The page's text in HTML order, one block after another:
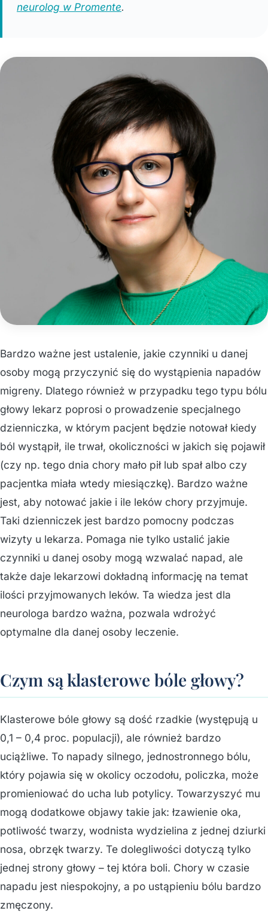
neurolog w Promente.
Bardzo ważne jest ustalenie, jakie czynniki u danej
osoby mogą przyczynić się do wystąpienia napadów
migreny. Dlatego również w przypadku tego typu bólu
głowy lekarz poprosi o prowadzenie specjalnego
dzienniczka, w którym pacjent będzie notował kiedy
ból wystąpił, ile trwał, okoliczności w jakich się pojawił
(czy np. tego dnia chory mało pił lub spał albo czy
pacjentka miała wtedy miesiączkę). Bardzo ważne
jest, aby notować jakie i ile leków chory przyjmuje.
Taki dzienniczek jest bardzo pomocny podczas
wizyty u lekarza. Pomaga nie tylko ustalić jakie
czynniki u danej osoby mogą wzwalać napad, ale
także daje lekarzowi dokładną informację na temat
ilości przyjmowanych leków. Ta wiedza jest dla
neurologa bardzo ważna, pozwala wdrożyć
optymalne dla danej osoby leczenie.
Czym są klasterowe bóle głowy?
Klasterowe bóle głowy są dość rzadkie (występują u
0,1 – 0,4 proc. populacji), ale również bardzo
uciążliwe. To napady silnego, jednostronnego bólu,
który pojawia się w okolicy oczodołu, policzka, może
promieniować do ucha lub potylicy. Towarzyszyć mu
mogą dodatkowe objawy takie jak: łzawienie oka,
potliwość twarzy, wodnista wydzielina z jednej dziurki
nosa, obrzęk twarzy. Te dolegliwości dotyczą tylko
jednej strony głowy – tej która boli. Chory w czasie
napadu jest niespokojny, a po ustąpieniu bólu bardzo
zmęczony.